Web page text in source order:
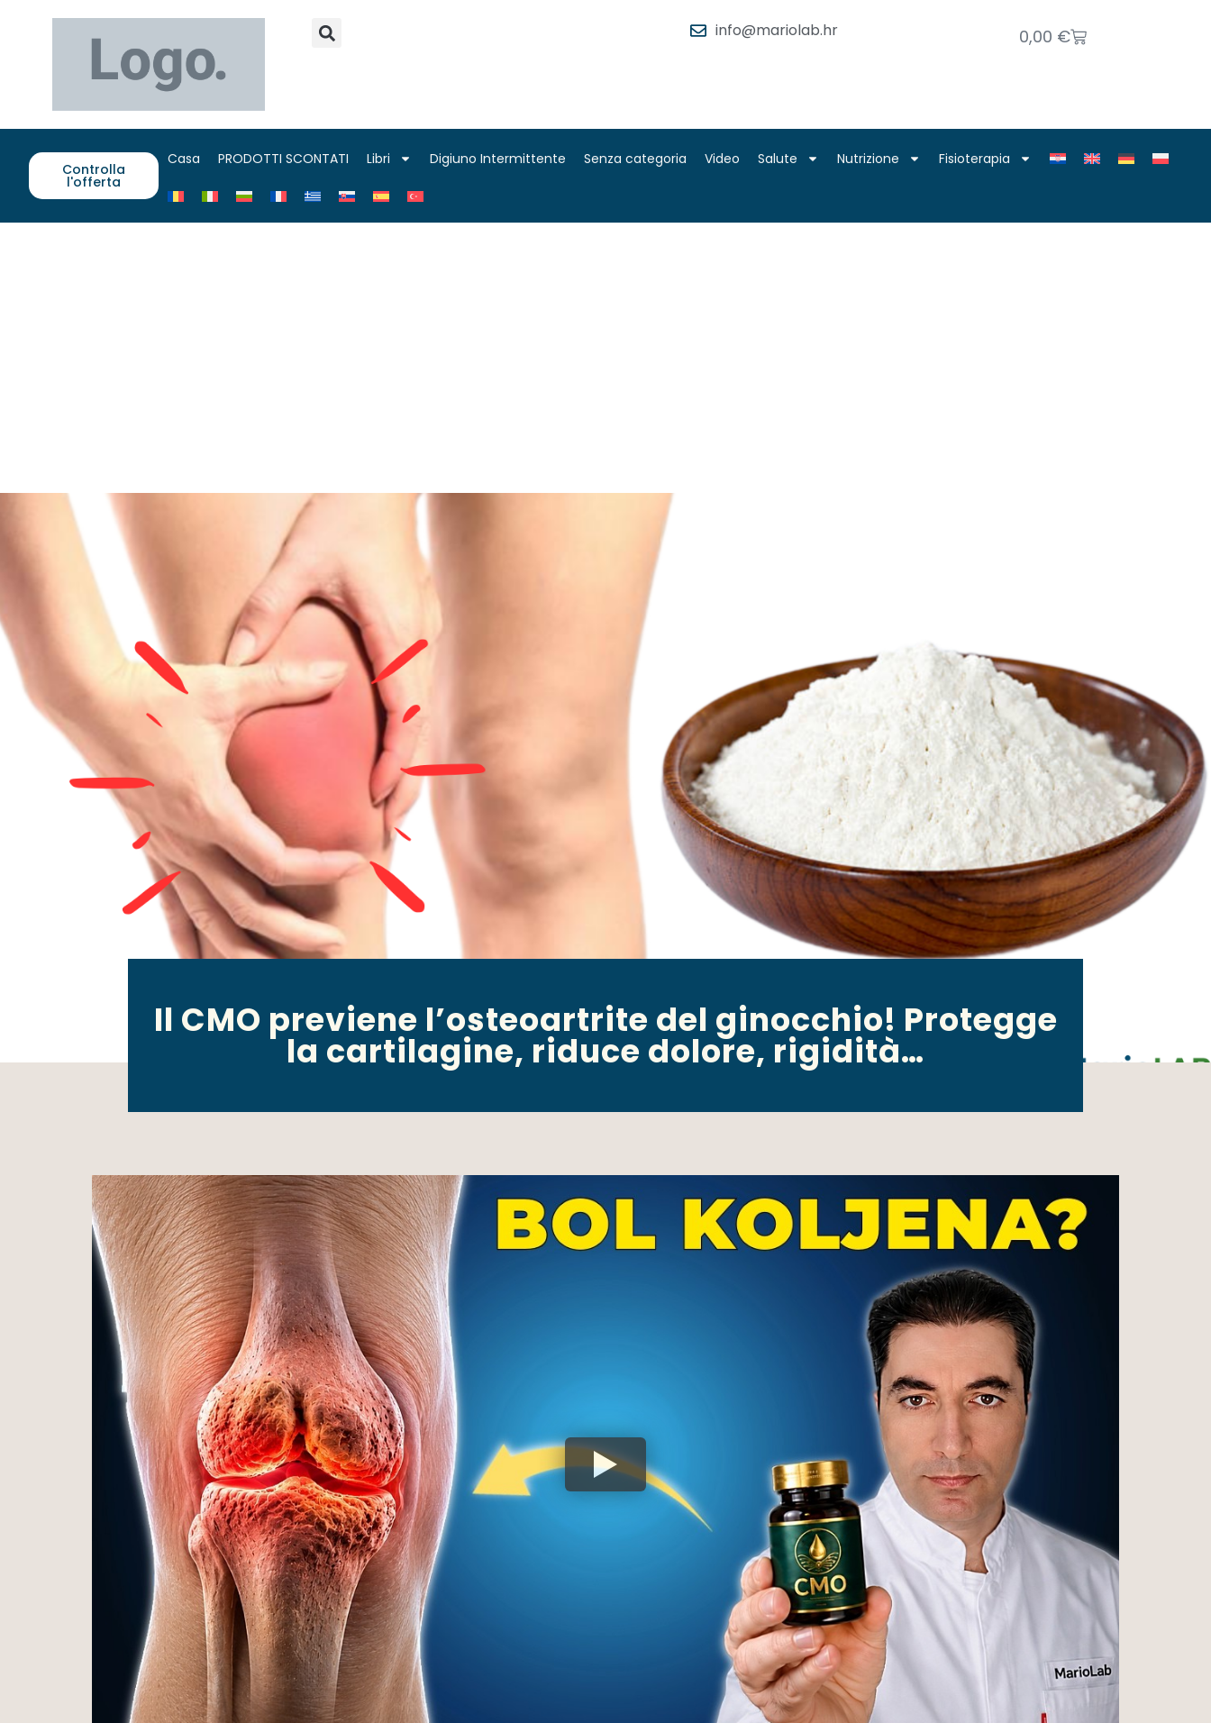
info@mariolab.hr 0,00 €
Controlla
l'offerta
Casa PRODOTTI SCONTATI Libri Digiuno Intermittente Senza categoria Video Salute Nutrizione Fisioterapia
Il CMO previene l’osteoartrite del ginocchio! Protegge
la cartilagine, riduce dolore, rigidità…